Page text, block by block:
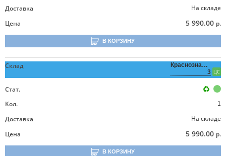
Доставка
На складе
Цена
5 990.00 р.
В КОРЗИНУ
Склад
Краснознаменная,
3 ЦС
Стат.
Кол.
1
Доставка
На складе
Цена
5 990.00 р.
В КОРЗИНУ